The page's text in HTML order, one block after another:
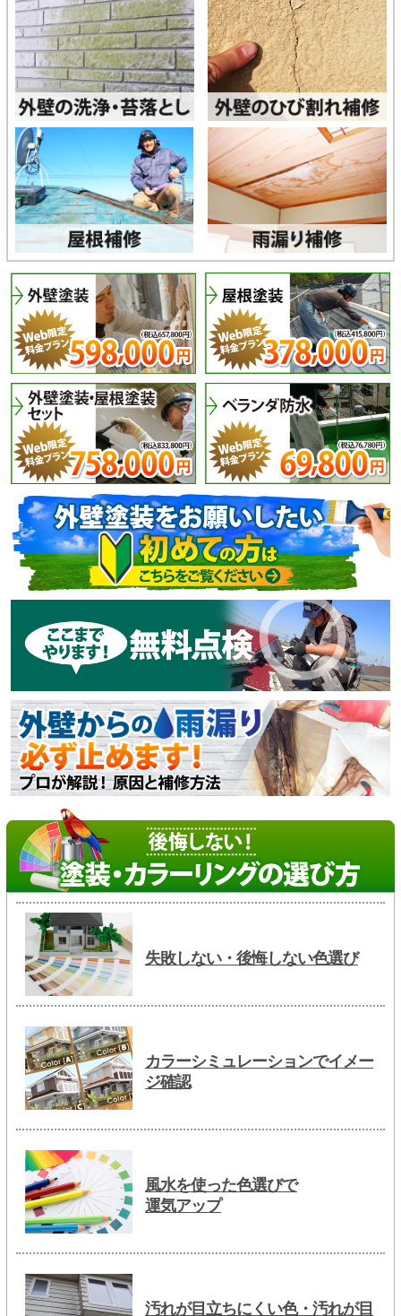
失敗しない・後悔しない色選び
カラーシミュレーションでイメー
ジ確認
風水を使った色選びで
運気アップ
汚れが目立ちにくい色・汚れが目